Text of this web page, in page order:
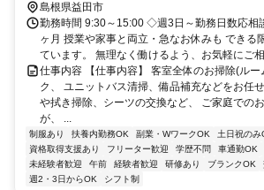
島根県益田市
勤務時間 9:30～15:00 ◇週3日～勤務日数応相
ヶ月 授業や家事と両立・急なお休みも できる
ています。 無理なく働けるよう、お気軽にご
仕事内容 【仕事内容】 客室全体のお掃除(ルー
ク、 ユニットバス清掃、備品補充などをお任
や拭き掃除、シーツの交換など、 ご家庭での
が、 ...
制服あり 扶養内勤務OK 副業・WワークOK 土日祝のみ
資格取得支援あり
フリーター歓迎 学歴不問 車通勤OK
未経験者歓迎
午前 経験者歓迎 研修あり ブランクOK
週2・3日からOK
シフト制